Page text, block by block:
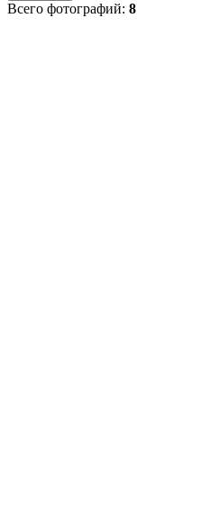
Всего фотографий: 8